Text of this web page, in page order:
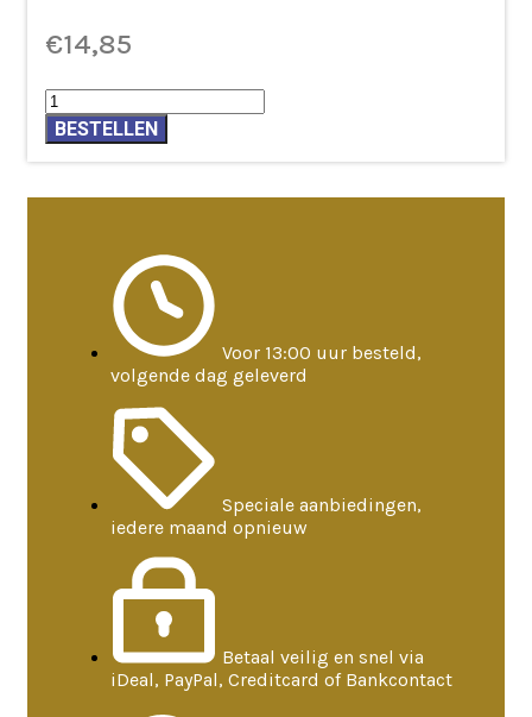
€14,85
Armband
bloem
des
levens
BESTELLEN
Voor 13:00 uur besteld,
volgende dag geleverd
Speciale aanbiedingen,
iedere maand opnieuw
Betaal veilig en snel via
iDeal, PayPal, Creditcard of Bankcontact